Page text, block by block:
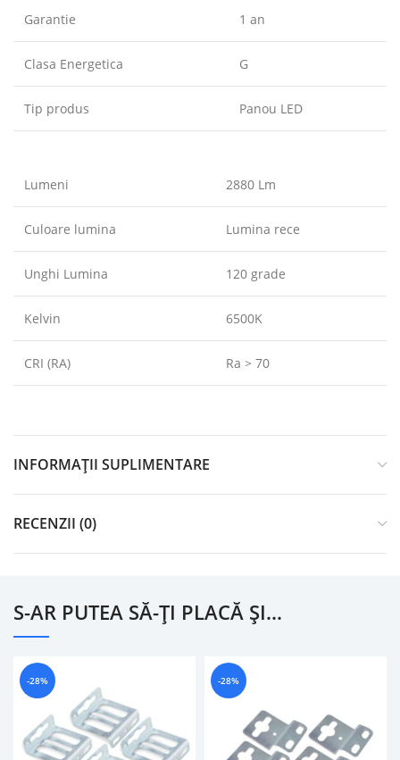
Garantie 1 an
Clasa Energetica G
Tip produs Panou LED
Lumeni 2880 Lm
Culoare lumina Lumina rece
Unghi Lumina 120 grade
Kelvin 6500K
CRI (RA) Ra > 70
INFORMAȚII SUPLIMENTARE
RECENZII (0)
S-AR PUTEA SĂ-ȚI PLACĂ ȘI…
-28% -28%